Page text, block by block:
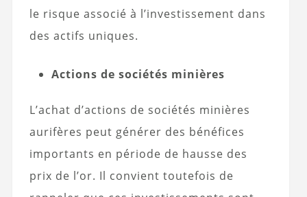
le risque associé à l’investissement dans
des actifs uniques.
Actions de sociétés minières
L’achat d’actions de sociétés minières
aurifères peut générer des bénéfices
importants en période de hausse des
prix de l’or. Il convient toutefois de